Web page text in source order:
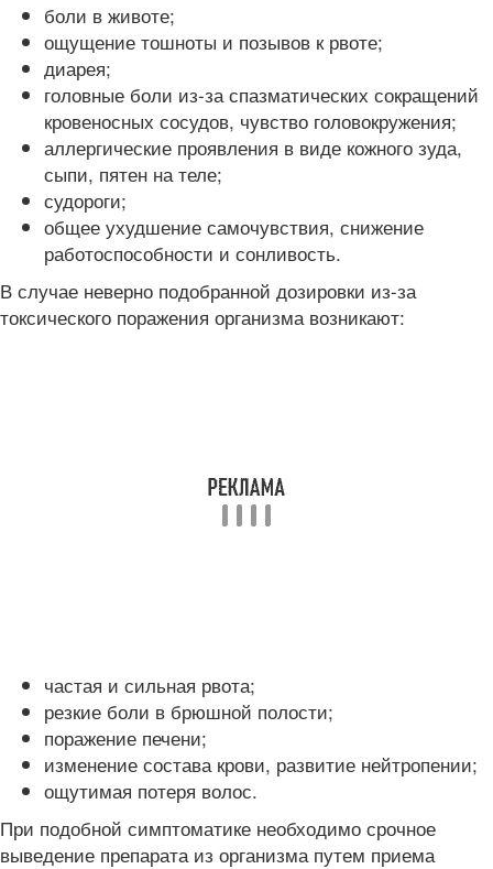
боли в животе;
ощущение тошноты и позывов к рвоте;
диарея;
головные боли из-за спазматических сокращений
кровеносных сосудов, чувство головокружения;
аллергические проявления в виде кожного зуда,
сыпи, пятен на теле;
судороги;
общее ухудшение самочувствия, снижение
работоспособности и сонливость.
В случае неверно подобранной дозировки из-за
токсического поражения организма возникают:
частая и сильная рвота;
резкие боли в брюшной полости;
поражение печени;
изменение состава крови, развитие нейтропении;
ощутимая потеря волос.
При подобной симптоматике необходимо срочное
выведение препарата из организма путем приема